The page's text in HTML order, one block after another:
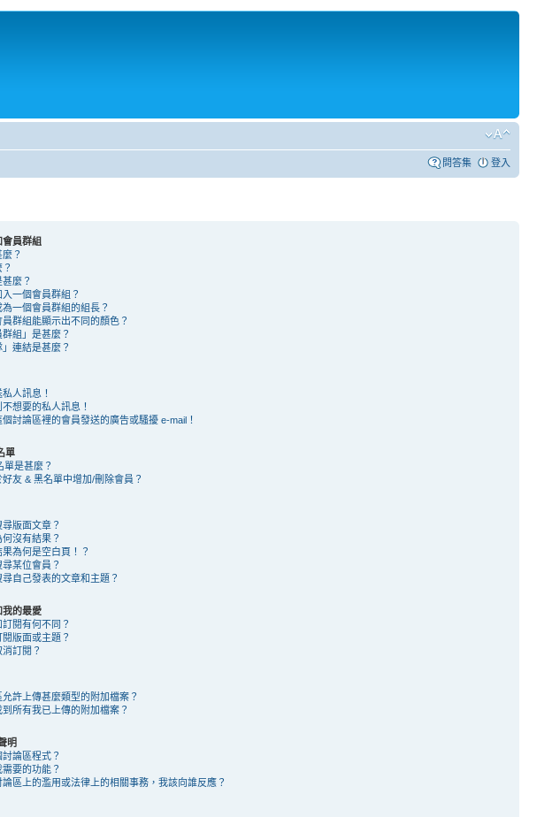
問答集 登入
員群組
？
麼？
一個會員群組？
一個會員群組的組長？
群組能顯示出不同的顏色？
群組」是甚麼？
」連結是甚麼？
人訊息！
想要的私人訊息！
討論區裡的會員發送的廣告或騷擾 e-mail！
單
單是甚麼？
友 & 黑名單中增加/刪除會員？
版面文章？
沒有結果？
為何是空白頁！？
某位會員？
自己發表的文章和主題？
我的最愛
閱有何不同？
版面或主題？
訂閱？
許上傳甚麼類型的附加檔案？
所有我已上傳的附加檔案？
明
論區程式？
要的功能？
論區上的濫用或法律上的相關事務，我該向誰反應？